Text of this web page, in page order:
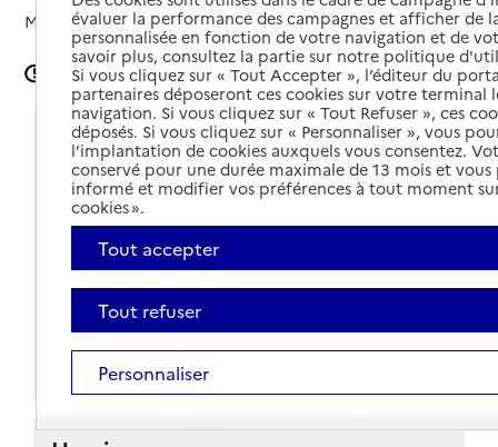
Mis à jour le30/07/2024
Signaler une erreur
Coordonnées
Adresse
49 avenue Aristide-Briand - CS 60003
17000-La Rochelle
Voir itinéraire
05 17 83 43 17
Contact
Site internet
évaluer la performance des campagnes et afficher de
personnalisée en fonction de votre navigation et de
savoir plus, consultez la partie sur notre politique
Si vous cliquez sur « Tout Accepter », l’éditeur du
partenaires déposeront ces cookies sur votre terminal
navigation. Si vous cliquez sur « Tout Refuser », ces
déposés. Si vous cliquez sur « Personnaliser », vous
l’implantation de cookies auxquels vous consentez.
conservé pour une durée maximale de 13 mois et
informé et modifier vos préférences à tout moment
cookies ».
Tout accepter
Tout refuser
Personnaliser